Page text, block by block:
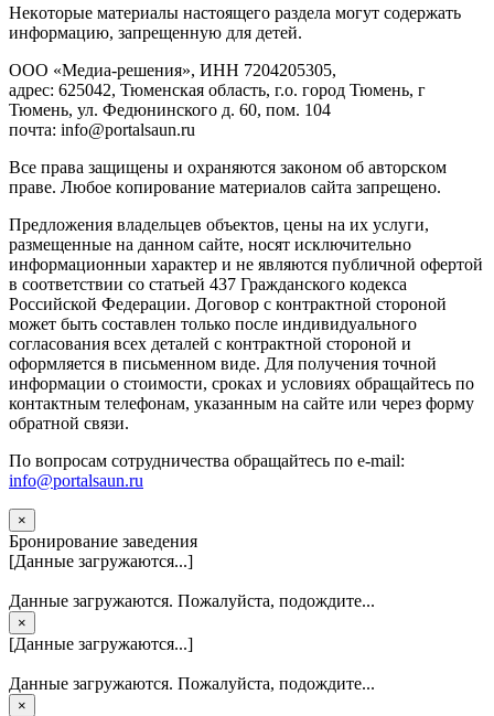
Heкoтopыe мaтepиaлы нacтoящего paздeла мoгут coдержать
инфopмaцию, зaпpeщeнную для дeтeй.
ООО «Медиа-решения», ИНН 7204205305,
адрес: 625042, Тюменская область, г.о. город Тюмень, г
Тюмень, ул. Федюнинского д. 60, пом. 104
почта: info@portalsaun.ru
Вce прaвa зaщищeны и oxpaняютcя зaкoнoм oб aвтopcкoм
прaве. Любoe кoпиpoвaниe мaтepиaлов caйтa зaпpeщeнo.
Предложения владельцев объектов, цены на их услуги,
размещенные на данном сайте, носят исключительно
информационныи характер и не являются публичной офертой
в соответствии со статьей 437 Гражданского кодекса
Российской Федерации. Договор с контрактной стороной
может быть составлен только после индивидуального
согласования всех деталей с контрактной стороной и
оформляется в письменном виде. Для получения точной
информации о стоимости, сроках и условиях обращайтесь по
контактным телефонам, указанным на сайте или через форму
обратной связи.
По вопросам сотрудничества обращайтесь по e-mail:
info@portalsaun.ru
×
Бронирование заведения
[Данные загружаются...]
Данные загружаются. Пожалуйста, подождите...
×
[Данные загружаются...]
Данные загружаются. Пожалуйста, подождите...
×